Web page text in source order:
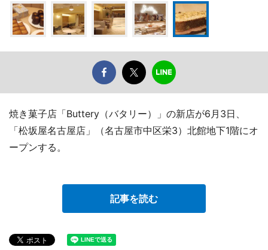
焼き菓子店「Buttery（バタリー）」の新店が6月3日、
「松坂屋名古屋店」（名古屋市中区栄3）北館地下1階にオ
ープンする。
記事を読む